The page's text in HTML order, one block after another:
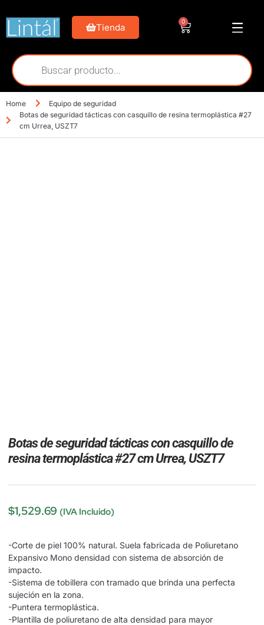
Tienda
0
Home
Equipo de seguridad
Botas de seguridad tácticas con casquillo de resina termoplástica #27
cm Urrea, USZT7
Botas de seguridad tácticas con casquillo de
resina termoplástica #27 cm Urrea, USZT7
$1,529.69 (IVA Incluido)
-Corte de piel 100% natural. Suela fabricada de Poliuretano
Expansivo Mono densidad con sistema de absorción de
impacto.
-Sistema de tobillera con tramado que brinda una perfecta
sujeción en la zona.
-Puntera termoplástica.
-Plantilla de poliuretano de alta densidad para mayor